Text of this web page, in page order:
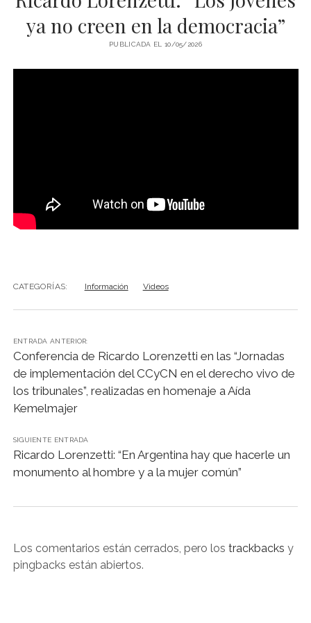
ya no creen en la democracia”
PUBLICADA EL 10/05/2026
CATEGORÍAS: Información Videos
ENTRADA ANTERIOR:
Conferencia de Ricardo Lorenzetti en las “Jornadas
de implementación del CCyCN en el derecho vivo de
los tribunales”, realizadas en homenaje a Aída
Kemelmajer
SIGUIENTE ENTRADA
Ricardo Lorenzetti: “En Argentina hay que hacerle un
monumento al hombre y a la mujer común”
Los comentarios están cerrados, pero los trackbacks y
pingbacks están abiertos.